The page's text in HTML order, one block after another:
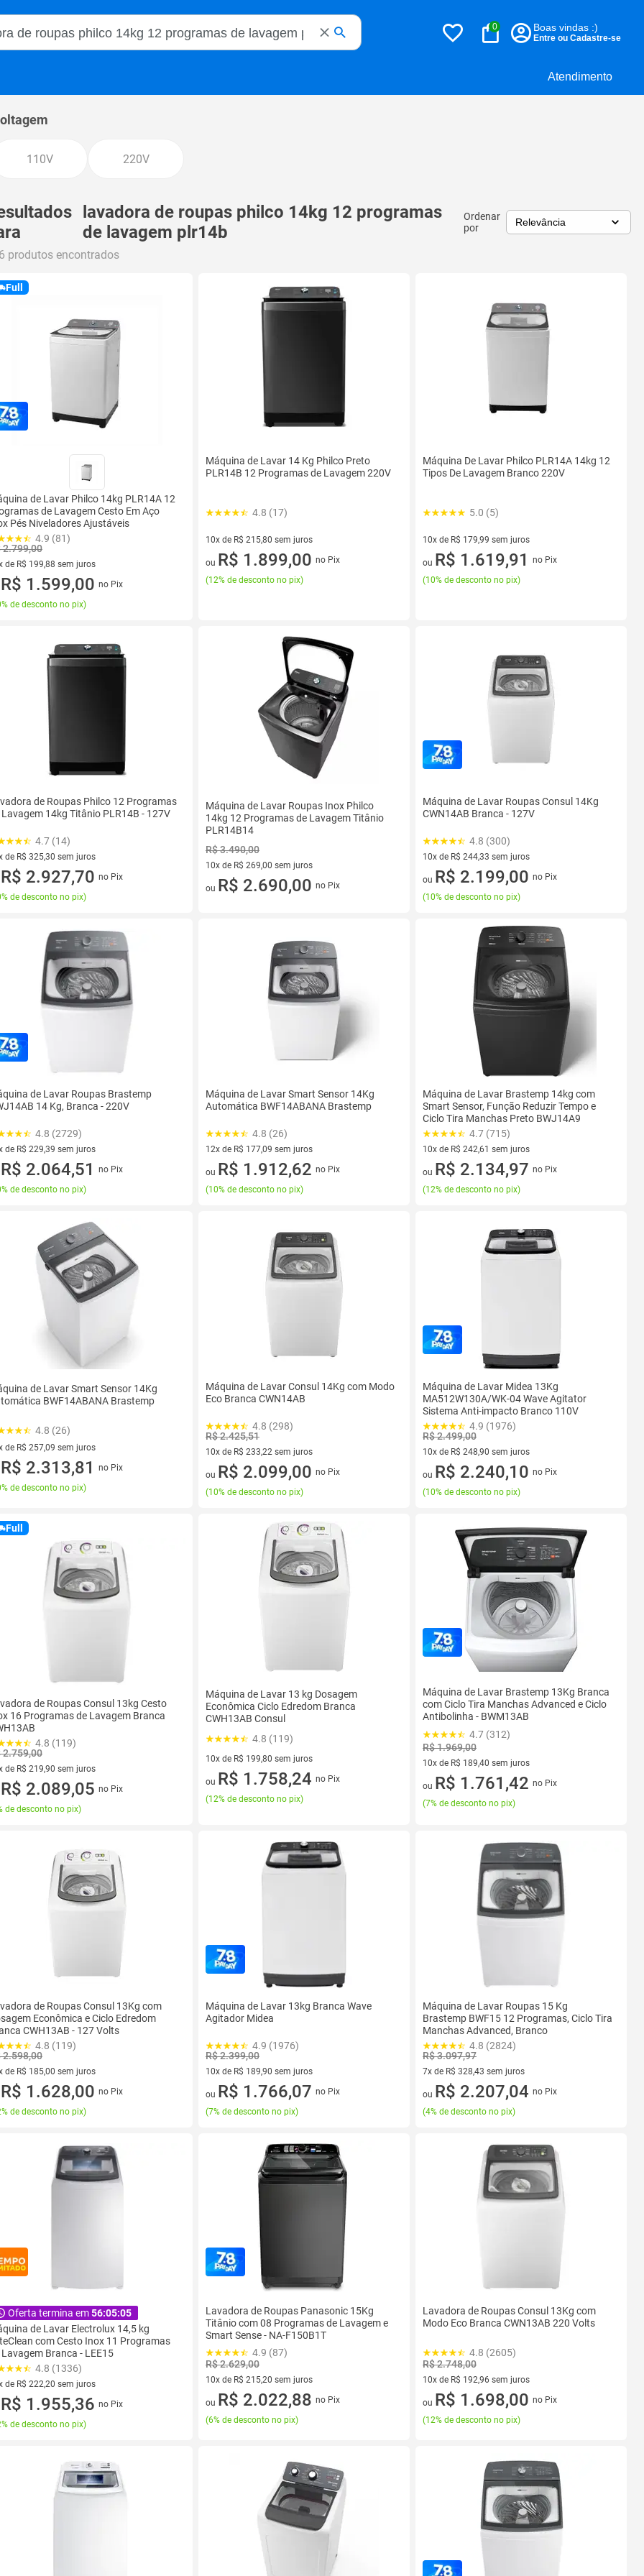
Atendimento
Magalu
0 Boas vindas :)
Entre ou Cadastre-se
110V 220V
lavadora de roupas philco 14kg 12 programas
de lavagem plr14b
Ordenar
por
produtos encontrados
Full
de Lavar Philco 14kg PLR14A 12
de Lavagem Cesto Em Aço
Pés Niveladores Ajustáveis
4.9 (81)
2.799,00
de R$ 199,88 sem juros
vez de R$ 199,88 sem juros
R$ 1.599,00 no Pix
de desconto no pix)
Máquina de Lavar 14 Kg Philco Preto
PLR14B 12 Programas de Lavagem 220V
4.8 (17)
10x de R$ 215,80 sem juros
10 vez de R$ 215,80 sem juros
ou R$ 1.899,00 no Pix
(12% de desconto no pix)
Máquina De Lavar Philco PLR14A 14kg 12
Tipos De Lavagem Branco 220V
5.0 (5)
10x de R$ 179,99 sem juros
10 vez de R$ 179,99 sem juros
ou R$ 1.619,91
no Pix
(10% de desconto no pix)
de Roupas Philco 12 Programas
Lavagem 14kg Titânio PLR14B - 127V
4.7 (14)
de R$ 325,30 sem juros
vez de R$ 325,30 sem juros
R$ 2.927,70 no Pix
de desconto no pix)
Máquina de Lavar Roupas Inox Philco
14kg 12 Programas de Lavagem Titânio
PLR14B14
R$ 3.490,00
10x de R$ 269,00 sem juros
10 vez de R$ 269,00 sem juros
ou R$ 2.690,00 no Pix
Máquina de Lavar Roupas Consul 14Kg
CWN14AB Branca - 127V
4.8 (300)
10x de R$ 244,33 sem juros
10 vez de R$ 244,33 sem juros
ou R$ 2.199,00 no Pix
(10% de desconto no pix)
de Lavar Roupas Brastemp
14 Kg, Branca - 220V
4.8 (2729)
de R$ 229,39 sem juros
vez de R$ 229,39 sem juros
R$ 2.064,51
no Pix
de desconto no pix)
Máquina de Lavar Smart Sensor 14Kg
Automática BWF14ABANA Brastemp
4.8 (26)
12x de R$ 177,09 sem juros
12 vez de R$ 177,09 sem juros
ou R$ 1.912,62 no Pix
(10% de desconto no pix)
Máquina de Lavar Brastemp 14kg com
Smart Sensor, Função Reduzir Tempo e
Ciclo Tira Manchas Preto BWJ14A9
4.7 (715)
10x de R$ 242,61 sem juros
10 vez de R$ 242,61 sem juros
ou R$ 2.134,97 no Pix
(12% de desconto no pix)
de Lavar Smart Sensor 14Kg
BWF14ABANA Brastemp
4.8 (26)
de R$ 257,09 sem juros
vez de R$ 257,09 sem juros
R$ 2.313,81
no Pix
de desconto no pix)
Máquina de Lavar Consul 14Kg com Modo
Eco Branca CWN14AB
4.8 (298)
R$ 2.425,51
10x de R$ 233,22 sem juros
10 vez de R$ 233,22 sem juros
ou R$ 2.099,00 no Pix
(10% de desconto no pix)
Máquina de Lavar Midea 13Kg
MA512W130A/WK-04 Wave Agitator
Sistema Anti-impacto Branco 110V
4.9 (1976)
R$ 2.499,00
10x de R$ 248,90 sem juros
10 vez de R$ 248,90 sem juros
ou R$ 2.240,10 no Pix
(10% de desconto no pix)
Full
de Roupas Consul 13kg Cesto
16 Programas de Lavagem Branca
4.8 (119)
2.759,00
de R$ 219,90 sem juros
vez de R$ 219,90 sem juros
R$ 2.089,05 no Pix
de desconto no pix)
Máquina de Lavar 13 kg Dosagem
Econômica Ciclo Edredom Branca
CWH13AB Consul
4.8 (119)
10x de R$ 199,80 sem juros
10 vez de R$ 199,80 sem juros
ou R$ 1.758,24 no Pix
(12% de desconto no pix)
Máquina de Lavar Brastemp 13Kg Branca
com Ciclo Tira Manchas Advanced e Ciclo
Antibolinha - BWM13AB
4.7 (312)
R$ 1.969,00
10x de R$ 189,40 sem juros
10 vez de R$ 189,40 sem juros
ou R$ 1.761,42 no Pix
(7% de desconto no pix)
de Roupas Consul 13Kg com
Econômica e Ciclo Edredom
CWH13AB - 127 Volts
4.8 (119)
2.598,00
de R$ 185,00 sem juros
vez de R$ 185,00 sem juros
R$ 1.628,00 no Pix
de desconto no pix)
Máquina de Lavar 13kg Branca Wave
Agitador Midea
4.9 (1976)
R$ 2.399,00
10x de R$ 189,90 sem juros
10 vez de R$ 189,90 sem juros
ou R$ 1.766,07 no Pix
(7% de desconto no pix)
Máquina de Lavar Roupas 15 Kg
Brastemp BWF15 12 Programas, Ciclo Tira
Manchas Advanced, Branco
4.8 (2824)
R$ 3.097,97
7x de R$ 328,43 sem juros
7 vez de R$ 328,43 sem juros
ou R$ 2.207,04 no Pix
(4% de desconto no pix)
Oferta termina em56:05:05
de Lavar Electrolux 14,5 kg
com Cesto Inox 11 Programas
Lavagem Branca - LEE15
4.8 (1336)
de R$ 222,20 sem juros
vez de R$ 222,20 sem juros
R$ 1.955,36 no Pix
de desconto no pix)
Lavadora de Roupas Panasonic 15Kg
Titânio com 08 Programas de Lavagem e
Smart Sense - NA-F150B1T
4.9 (87)
R$ 2.629,00
10x de R$ 215,20 sem juros
10 vez de R$ 215,20 sem juros
ou R$ 2.022,88 no Pix
(6% de desconto no pix)
Lavadora de Roupas Consul 13Kg com
Modo Eco Branca CWN13AB 220 Volts
4.8 (2605)
R$ 2.748,00
10x de R$ 192,96 sem juros
10 vez de R$ 192,96 sem juros
ou R$ 1.698,00 no Pix
(12% de desconto no pix)